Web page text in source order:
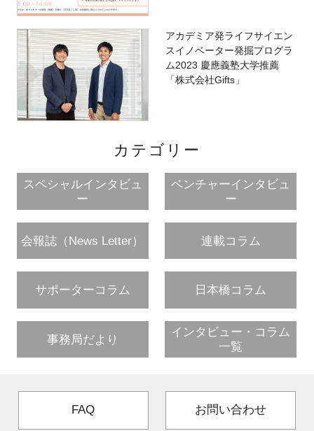
アカデミア発ライフサイエン
スイノベーター発掘プログラ
ム2023 慶應義塾大学推薦
「株式会社Gifts」
カテゴリー
スペシャルインタビュ
ー
ベンチャーインタビュ
ー
会報誌（News Letter） 連載コラム
サポーターコラム 日本橋コラム
事務局だより
インタビュー・コラム
一覧
FAQ お問い合わせ